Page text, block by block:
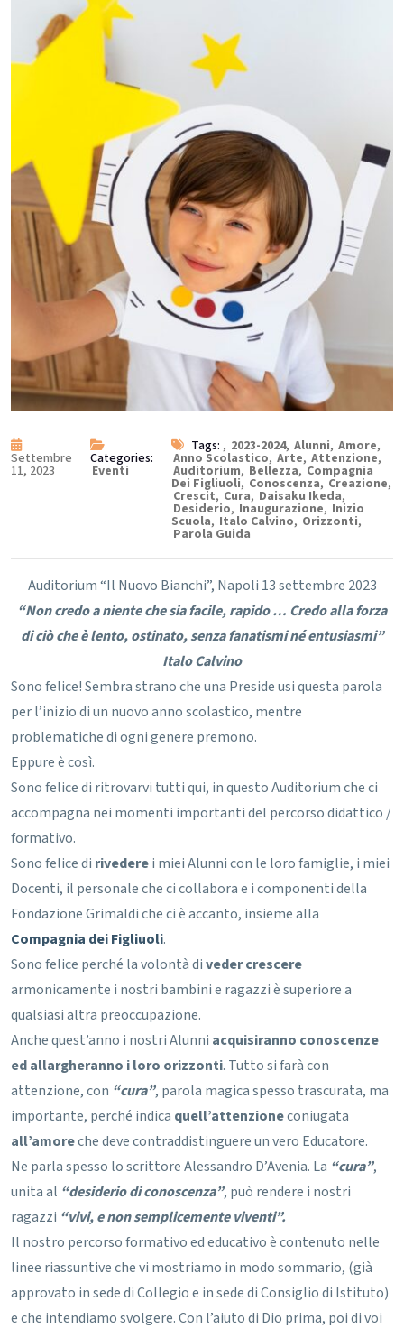
Settembre
11, 2023
Categories:
Eventi
Tags: , 2023-2024, Alunni, Amore,
Anno Scolastico, Arte, Attenzione,
Auditorium, Bellezza, Compagnia
Dei Figliuoli, Conoscenza, Creazione,
Crescit, Cura, Daisaku Ikeda,
Desiderio, Inaugurazione, Inizio
Scuola, Italo Calvino, Orizzonti,
Parola Guida
Auditorium “Il Nuovo Bianchi”, Napoli 13 settembre 2023
“Non credo a niente che sia facile, rapido … Credo alla forza
di ciò che è lento, ostinato, senza fanatismi né entusiasmi”
Italo Calvino
Sono felice! Sembra strano che una Preside usi questa parola
per l’inizio di un nuovo anno scolastico, mentre
problematiche di ogni genere premono.
Eppure è così.
Sono felice di ritrovarvi tutti qui, in questo Auditorium che ci
accompagna nei momenti importanti del percorso didattico /
formativo.
Sono felice di rivederei miei Alunni con le loro famiglie, i miei
Docenti, il personale che ci collabora e i componenti della
Fondazione Grimaldi che ci è accanto, insieme alla
Compagnia dei Figliuoli.
Sono felice perché la volontà diveder crescere
armonicamente i nostri bambini e ragazzi è superiore a
qualsiasi altra preoccupazione.
Anche quest’anno i nostri Alunni acquisiranno conoscenze
ed allargheranno i loro orizzonti. Tutto si farà con
attenzione, con “cura”, parola magica spesso trascurata, ma
importante, perché indica quell’attenzioneconiugata
all’amoreche deve contraddistinguere un vero Educatore.
Ne parla spesso lo scrittore Alessandro D’Avenia. La “cura”,
unita al “desiderio di conoscenza”, può rendere i nostri
ragazzi “vivi, e non semplicemente viventi”.
Il nostro percorso formativo ed educativo è contenuto nelle
linee riassuntive che vi mostriamo in modo sommario, (già
approvato in sede di Collegio e in sede di Consiglio di Istituto)
e che intendiamo svolgere. Con l’aiuto di Dio prima, poi di voi